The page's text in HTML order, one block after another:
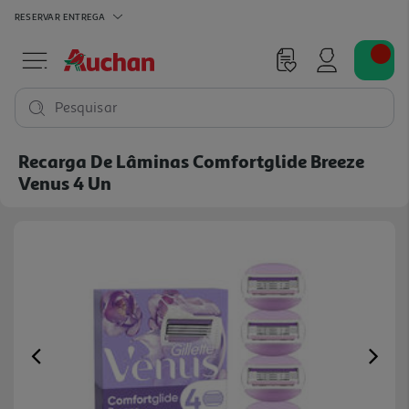
RESERVAR ENTREGA
Pesquisar
Recarga De Lâminas Comfortglide Breeze
Venus 4 Un
Previous